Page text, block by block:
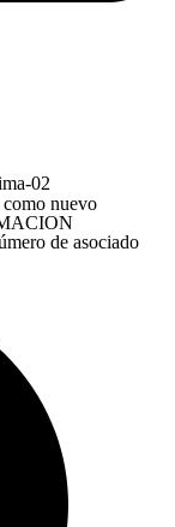
nuevo
de asociado